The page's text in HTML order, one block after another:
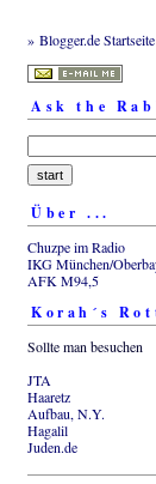
» Blogger.de Startseite
Ask the
Über ...
Chuzpe im Radio
IKG München/
AFK M94,5
Korah´s
Sollte man besuchen
JTA
Haaretz
Aufbau, N.Y.
Hagalil
Juden.de